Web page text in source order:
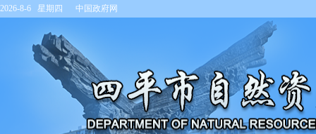
2026-8-6 星期四 中国政府网